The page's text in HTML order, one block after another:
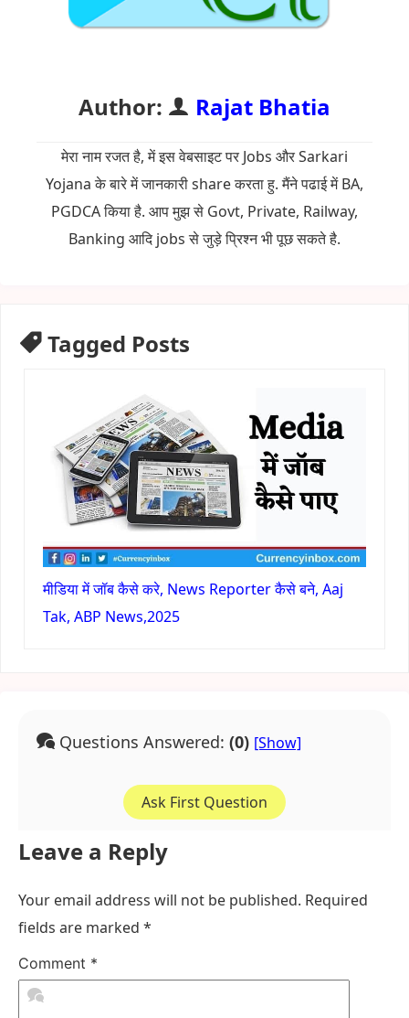
Author: Rajat Bhatia
मेरा नाम रजत है, में इस वेबसाइट पर Jobs और Sarkari
Yojana के बारे में जानकारी share करता हु. मैंने पढाई में BA,
PGDCA किया है. आप मुझ से Govt, Private, Railway,
Banking आदि jobs से जुड़े प्रिश्न भी पूछ सकते है.
Tagged Posts
मीडिया में जॉब कैसे करे, News Reporter कैसे बने, Aaj
Tak, ABP News,2025
Questions Answered: (0)
Ask First Question
Leave a Reply
Your email address will not be published. Required
fields are marked *
Comment *